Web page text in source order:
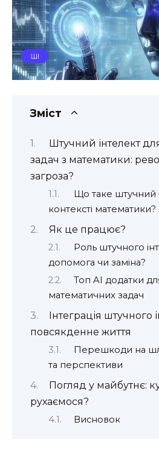
ШІ
Зміст
Штучний інтелект
задач з математики:
загроза?
Що таке штучний
контексті математики?
Як це працює?
Роль штучного
допомога чи заміна?
Топ AI додатки
математичних задач
Інтеграція штучного
повсякденне життя
Перешкоди на
та перспективи
Погляд у майбутнє:
рухаємося?
Висновок